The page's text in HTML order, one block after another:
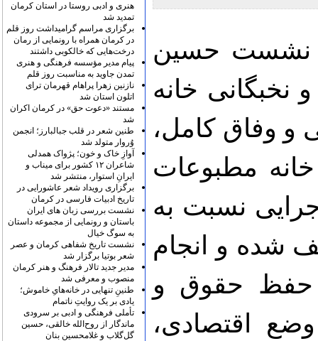
نشست حسین
نخبگانی خانه
وفاق کامل،
مطبوعات
نسبت به
شده و انجام
حفظ حقوق و
اقتصادی،
هنری و ادبی روستا در استان کرمان
تمدید شد
برگزاری مراسم گرامیداشت روز قلم
در کرمان همراه با رونمایی از رمان
درخت‌هایی که خالکوبی داشتند
پیام مدیر مؤسسه فرهنگی و هنری
تمدن جاوید به مناسبت روز قلم
نازنین زهرا پراهام قهرمان ترای
اتلون استان شد
مستند «دعوت حق» در کرمان اکران
شد
طنین شعر در قلب جبالبارز؛ انجمن
وُروار متولد شد
آوازِ خاک و خون؛ پژواک همدلی
شاعران ۱۲ کشور برای میناب و
ایرانِ استوار، منتشر شد
برگزاری رویداد شعر عاشورایی در
تاریخ ادبیات فارسی در کرمان
نشست بررسی زبان های ایران
باستان و رونمایی از مجموعه داستان
به سوگ خیال
نشست تاریخ شفاهی کرمان و عصر
شعر بوتیا برگزار شد
مدیر جدید تالار فرهنگ و هنر کرمان
منصوب و معرفی شد
طنینِ تنهایی در خانه‌هایِ خاموش؛
یادی بر یک روایتِ ناتمام
تأملی فرهنگی و ادبی بر سرودی
ماندگار از روح‌الله خالقی، حسین
گل‌گلاب و غلامحسین بنان